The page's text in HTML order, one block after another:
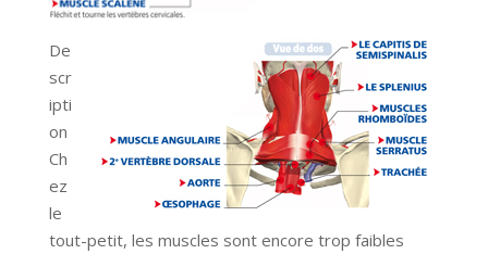
De
scr
ipti
on
Ch
ez
le
tout-petit, les muscles sont encore trop faibles